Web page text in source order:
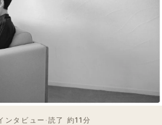
ンタビュー · 読了 約11分